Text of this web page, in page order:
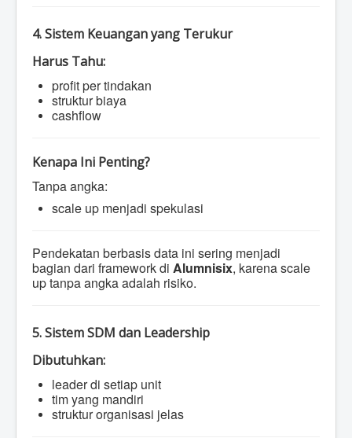
4. Sistem Keuangan yang Terukur
Harus Tahu:
profit per tindakan
struktur biaya
cashflow
Kenapa Ini Penting?
Tanpa angka:
scale up menjadi spekulasi
Pendekatan berbasis data ini sering menjadi
bagian dari framework di Alumnisix, karena scale
up tanpa angka adalah risiko.
5. Sistem SDM dan Leadership
Dibutuhkan:
leader di setiap unit
tim yang mandiri
struktur organisasi jelas